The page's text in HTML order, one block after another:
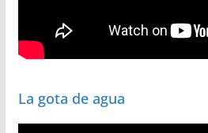
La gota de agua